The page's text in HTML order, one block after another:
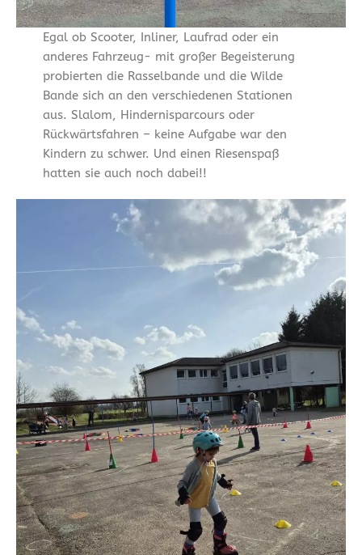
Egal ob Scooter, Inliner, Laufrad oder ein
anderes Fahrzeug- mit großer Begeisterung
probierten die Rasselbande und die Wilde
Bande sich an den verschiedenen Stationen
aus. Slalom, Hindernisparcours oder
Rückwärtsfahren – keine Aufgabe war den
Kindern zu schwer. Und einen Riesenspaß
hatten sie auch noch dabei!!